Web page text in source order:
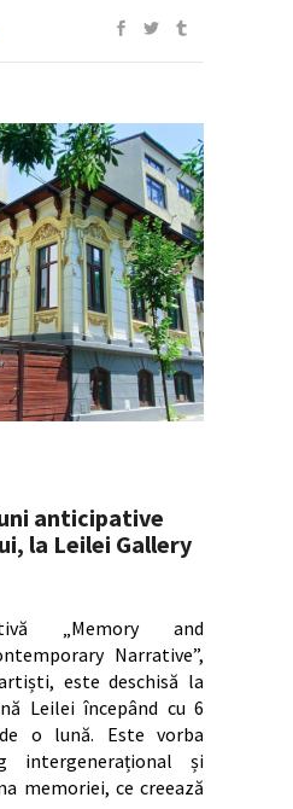
anticipative
la Leilei Gallery
„Memory and
Narrative”,
este deschisă la
Leilei începând cu 6
o lună. Este vorba
intergenerațional și
memoriei, ce creează